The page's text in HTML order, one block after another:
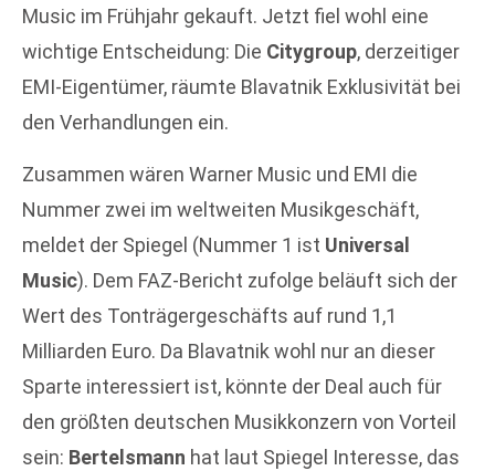
Music im Frühjahr gekauft. Jetzt fiel wohl eine
wichtige Entscheidung: Die Citygroup, derzeitiger
EMI-Eigentümer, räumte Blavatnik Exklusivität bei
den Verhandlungen ein.
Zusammen wären Warner Music und EMI die
Nummer zwei im weltweiten Musikgeschäft,
meldet der Spiegel (Nummer 1 ist Universal
Music). Dem FAZ-Bericht zufolge beläuft sich der
Wert des Tonträgergeschäfts auf rund 1,1
Milliarden Euro. Da Blavatnik wohl nur an dieser
Sparte interessiert ist, könnte der Deal auch für
den größten deutschen Musikkonzern von Vorteil
sein: Bertelsmann hat laut Spiegel Interesse, das